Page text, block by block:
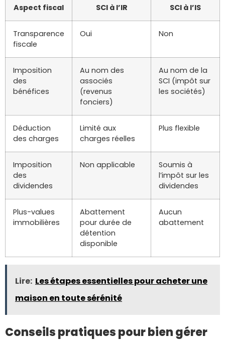
Aspect fiscal SCI à l’IR SCI à l’IS
Transparence
fiscale
Oui Non
Imposition
des
bénéfices
Au nom des
associés
(revenus
fonciers)
Au nom de la
SCI (impôt sur
les sociétés)
Déduction
des charges
Limité aux
charges réelles
Plus flexible
Imposition
des
dividendes
Non applicable
Soumis à
l’impôt sur les
dividendes
Plus-values
immobilières
Abattement
pour durée de
détention
disponible
Aucun
abattement
Lire: Les étapes essentielles pour acheter une
maison en toute sérénité
Conseils pratiques pour bien gérer